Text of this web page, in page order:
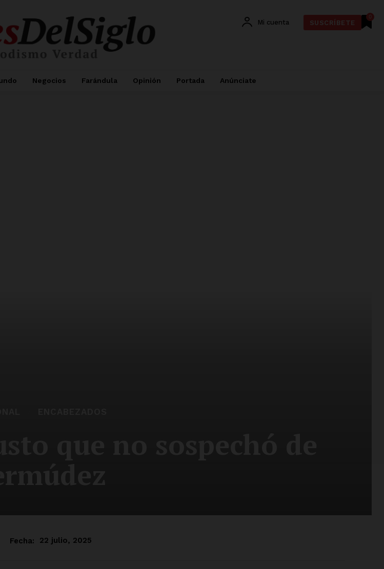
0
Mi cuenta SUSCRÍBETE
Negocios Farándula Opinión Portada Anúnciate
Fecha: 22 julio, 2025